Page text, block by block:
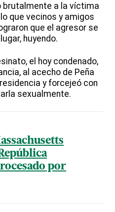
brutalmente a la víctima
que vecinos y amigos
que el agresor se
huyendo.
el hoy condenado,
al acecho de Peña
y forcejeó con
sexualmente.
por